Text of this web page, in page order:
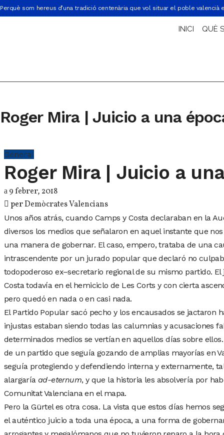
Perquè som hereus d’una tradició centenària que vol situar el poble valencià
INICI QUÈ
Roger Mira | Juicio a una
General
Roger Mira | Juicio a
9 febrer, 2018
perDemòcrates Valencians
Unos años atrás, cuando Camps y Costa declaraban en la
diversos los medios que señalaron en aquel instante que
una manera de gobernar. El caso, empero, trataba de una
intrascendente por un jurado popular que declaró no
todopoderoso ex–secretario regional de su mismo partido.
Costa todavía en el hemiciclo de Les Corts y con cierta
pero quedó en nada o en casi nada.
El Partido Popular sacó pecho y los encausados se jactaron
injustas estaban siendo todas las calumnias y acusaciones
determinados medios se vertían en aquellos días sobre
de un partido que seguía gozando de amplias mayorías en
seguía protegiendo y defendiendo interna y externamente,
alargaría ad-eternum, y que la historia les absolvería por
Comunitat Valenciana en el mapa.
Pero la Gürtel es otra cosa. La vista que estos días hemos
el auténtico juicio a toda una época, a una forma de